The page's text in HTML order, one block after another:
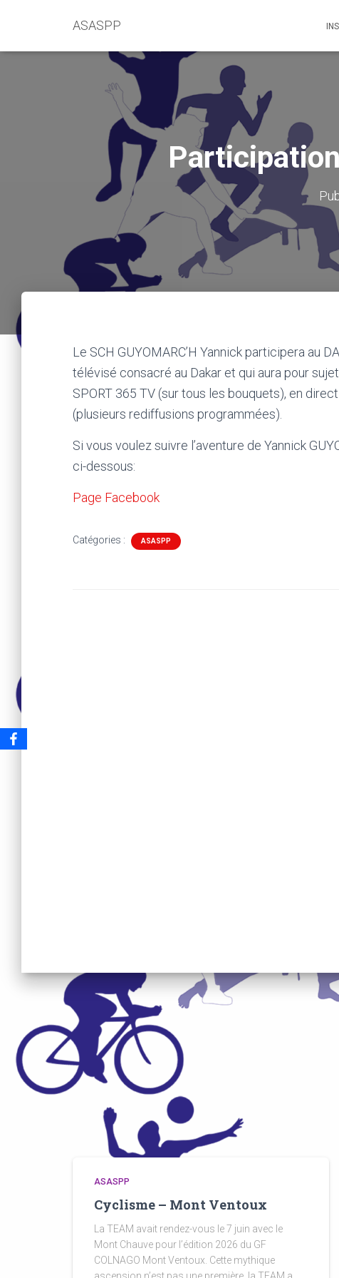
ASASPP
Participation
Le SCH GUYOMARC’H Yannick participera au
télévisé consacré au Dakar et qui aura pour
SPORT 365 TV (sur tous les bouquets), en
(plusieurs rediffusions programmées).
Si vous voulez suivre l’aventure de Yannick
ci-dessous:
Page Facebook
Catégories : ASASPP
ASASPP
Cyclisme – Mont Ventoux
La TEAM avait rendez-vous le 7 juin avec le
Mont Chauve pour l’édition 2026 du GF
COLNAGO Mont Ventoux. Cette mythique